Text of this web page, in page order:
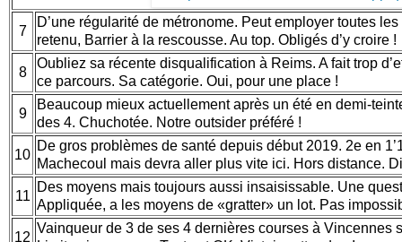
7
D’une régularité de métronome. Peut employer toutes
retenu, Barrier à la rescousse. Au top. Obligés d’y croire !
8
Oubliez sa récente disqualification à Reims. A fait trop
ce parcours. Sa catégorie. Oui, pour une place !
9
Beaucoup mieux actuellement après un été en demi-
des 4. Chuchotée. Notre outsider préféré !
10
De gros problèmes de santé depuis début 2019. 2e en
Machecoul mais devra aller plus vite ici. Hors distance.
11
Des moyens mais toujours aussi insaisissable. Une
Appliquée, a les moyens de «gratter» un lot. Pas
12
Vainqueur de 3 de ses 4 dernières courses à Vincennes